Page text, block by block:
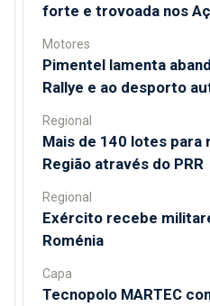
forte e trovoada nos
Motores
Pimentel lamenta
Rallye e ao desporto
Regional
Mais de 140 lotes
Região através do PRR
Regional
Exército recebe
Roménia
Capa
Tecnopolo MARTEC